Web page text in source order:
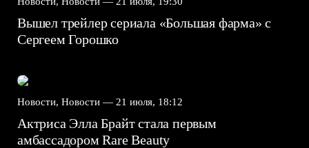
Вышел трейлер сериала «Большая фарма» с
Сергеем Горошко
Новости, Новости — 21 июля, 18:12
Актриса Элла Брайт стала первым
амбассадором Rare Beauty